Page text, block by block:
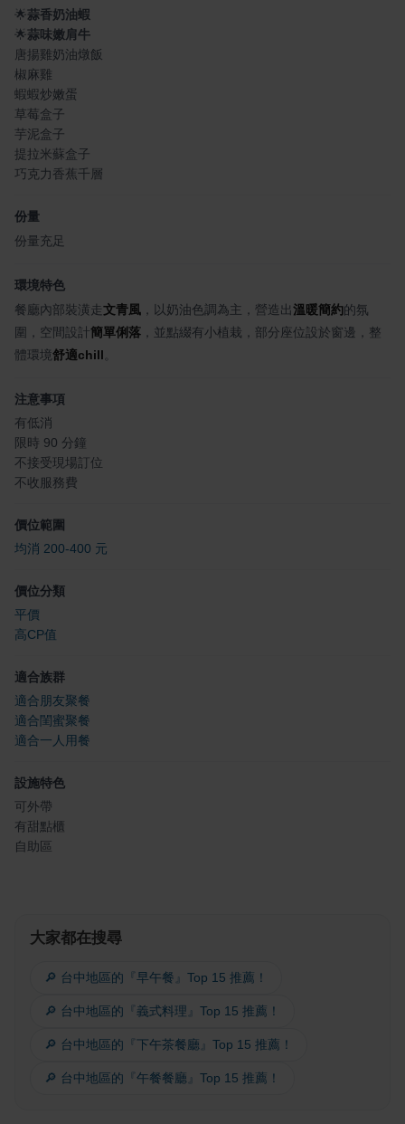
🌟蒜香奶油蝦
🌟蒜味嫩肩牛
唐揚雞奶油燉飯
椒麻雞
蝦蝦炒嫩蛋
草莓盒子
芋泥盒子
提拉米蘇盒子
巧克力香蕉千層
份量
份量充足
環境特色
餐廳內部裝潢走文青風 ，以奶油色調為主，營造出溫暖簡約的氛
圍，空間設計簡單俐落 ，並點綴有小植栽，部分座位設於窗邊，整
體環境舒適chill
注意事項
有低消
限時 90 分鐘
不接受現場訂位
不收服務費
價位範圍
均消 200-400 元
價位分類
平價
高CP值
適合族群
適合朋友聚餐
適合閨蜜聚餐
適合一人用餐
設施特色
可外帶
有甜點櫃
自助區
大家都在搜尋
🔎 台中地區的『早午餐』Top 15 推薦！
🔎 台中地區的『義式料理』Top 15 推薦！
🔎 台中地區的『下午茶餐廳』Top 15 推薦！
🔎 台中地區的『午餐餐廳』Top 15 推薦！